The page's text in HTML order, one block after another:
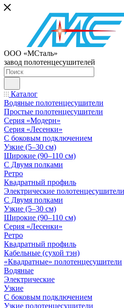
ООО «МСталь»
завод полотенцесушителей
Каталог
Водяные полотенцесушители
Простые полотенцесушители
Серия «Модерн»
Серия «Лесенки»
С боковым подключением
Узкие (5–30 см)
Широкие (90–110 см)
С Двумя полками
Ретро
Квадратный профиль
Электрические полотенцесушители
С Двумя полками
Узкие (5–30 см)
Широкие (90–110 см)
Серия «Лесенки»
Ретро
Квадратный профиль
Кабельные (сухой тэн)
«Квадратные» полотенцесушители
Водяные
Электрические
Узкие
С боковым подключением
Узкие полотенцесушители